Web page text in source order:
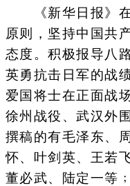
《新华日报》在
原则，坚持中国共
态度。积极报导八
英勇抗击日军的战
爱国将士在正面战
徐州战役、武汉外
撰稿的有毛泽东、
怀、叶剑英、王若
董必武、陆定一等